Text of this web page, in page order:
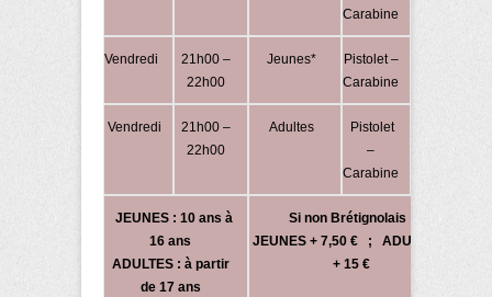
Carabine
Vendredi
21h00 –
22h00
Jeunes*
Pistolet –
Carabine
Vendredi
21h00 –
22h00
Adultes
Pistolet
–
Carabine
JEUNES : 10 ans à
16 ans
ADULTES : à partir
de 17 ans
Si non Brétignolais :
JEUNES + 7,50 € ; ADULTES :
+ 15 €